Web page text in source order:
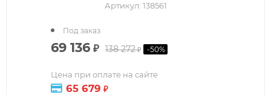
Артикул: 138561
69 136 ₽ 138 272₽ -50%
Цена при оплате на сайте
65 679 ₽
Под заказ